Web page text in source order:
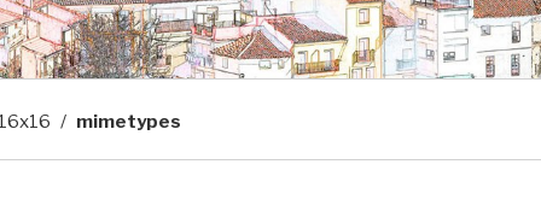
16x16 mimetypes